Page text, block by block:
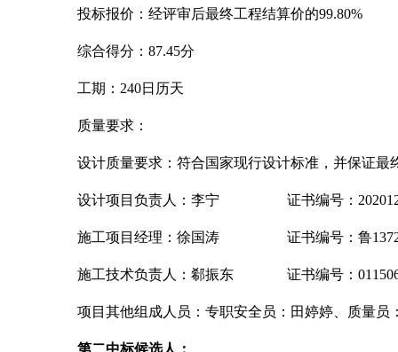
投标报价：经评审后最终工程结算价的99.80%
综合得分： 87.45分
工期： 240日历天
质量要求：
设计质量要求：符合国家现行设计标准，并保证最
设计项目负责人：李宁 证书编号：
施工项目经理：徐国涛 证书编号：鲁
施工技术负责人：郗振东 证书编号：
项目其他组成人员：专职安全员：田婷婷、质量
第二中标候选人：